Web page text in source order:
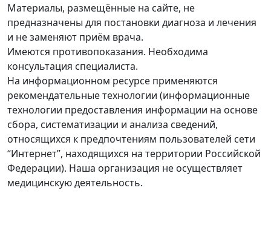
Материалы, размещённые на сайте, не
предназначены для постановки диагноза и лечения
и не заменяют приём врача.
Имеются противопоказания. Необходима
консультация специалиста.
На информационном ресурсе применяются
рекомендательные технологии (информационные
технологии предоставления информации на основе
сбора, систематизации и анализа сведений,
относящихся к предпочтениям пользователей сети
“Интернет”, находящихся на территории Российской
Федерации). Наша организация не осуществляет
медицинскую деятельность.